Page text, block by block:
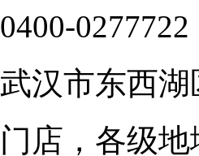
0400-0277722
武汉市东西
门店，各级